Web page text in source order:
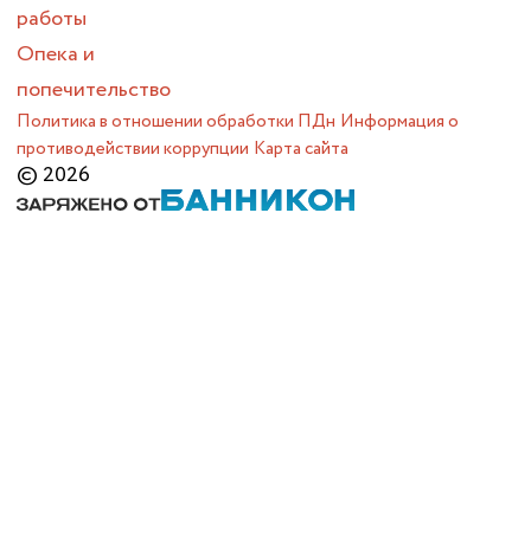
работы
Опека и
попечительство
Политика в отношении обработки ПДн Информация о
противодействии коррупции Карта сайта
© 2026